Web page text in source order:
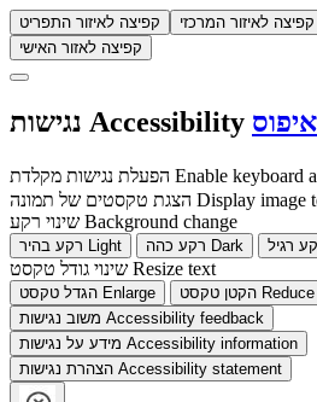
קפיצה לאיזור התפריט קפיצה לאיזור המרכזי
קפיצה לאזור האישי
Accessibility
Enable keyboard
Display image
Background change
Light Dark
Resize text
Enlarge Reduce
Accessibility feedback
Accessibility information
Accessibility statement